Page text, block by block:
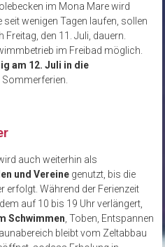
im Mona Mare wird
seit wenigen Tagen laufen, sollen
den 11. Juli, dauern.
im Freibad möglich.
am 12. Juli in die
Sommerferien.
auch weiterhin als
und Vereinegenutzt, bis die
erfolgt. Während der Ferienzeit
auf 10 bis 19 Uhr verlängert,
Schwimmen, Toben, Entspannen
bleibt vom Zeltabbau